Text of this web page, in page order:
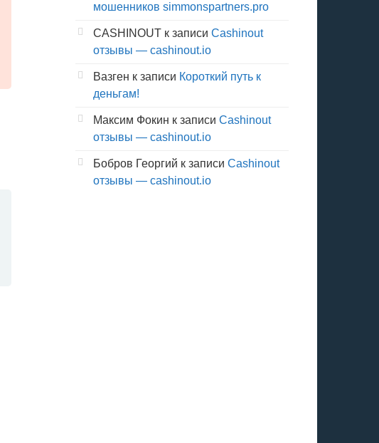
мошенников simmonspartners.pro
CASHINOUT к записи Cashinout
отзывы — cashinout.io
Вазген к записи Короткий путь к
деньгам!
Максим Фокин к записи Cashinout
отзывы — cashinout.io
Бобров Георгий к записи Cashinout
отзывы — cashinout.io